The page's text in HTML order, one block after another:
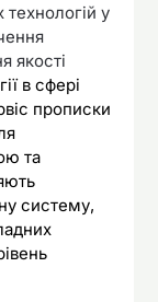
у
якості
в сфері
прописки
та
систему,